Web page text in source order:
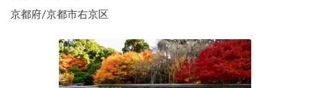
京都府/京都市右京区